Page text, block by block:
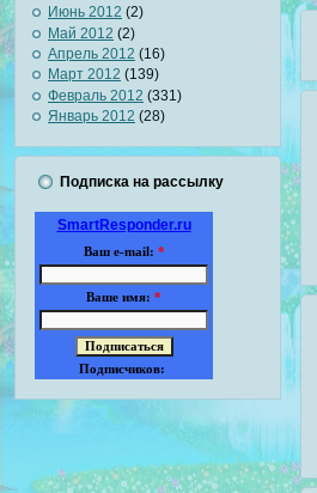
Июнь 2012 (2)
Май 2012 (2)
Апрель 2012 (16)
Март 2012 (139)
Февраль 2012 (331)
Январь 2012 (28)
Подписка на рассылку
SmartResponder.ru
Ваш e-mail: *
Ваше имя: *
Подписчиков: